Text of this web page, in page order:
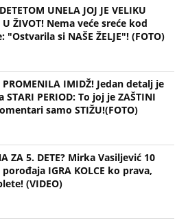
UNELA JOJ JE VELIKU
U ŽIVOT! Nema veće sreće kod
"Ostvarila si NAŠE ŽELJE"! (FOTO)
PROMENILA IMIDŽ! Jedan detalj je
PERIOD: To joj je ZAŠTINI
samo STIŽU!(FOTO)
ZA 5. DETE? Mirka Vasiljević 10
IGRA KOLCE ko prava,
(VIDEO)